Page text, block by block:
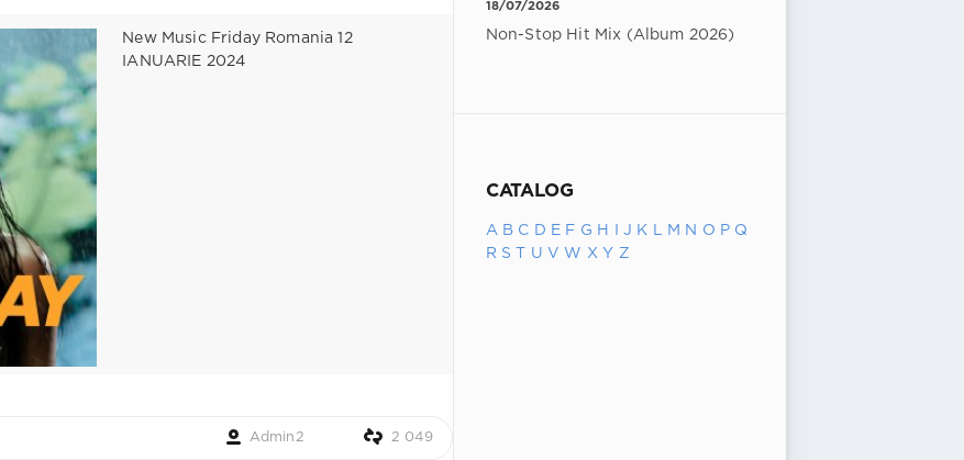
New Music Friday Romania 12
IANUARIE 2024
Admin2 2 049
18/07/2026
Non-Stop Hit Mix (Album 2026)
CATALOG
A B C D E F G H J K M N O P Q
R S U V W X Y Z